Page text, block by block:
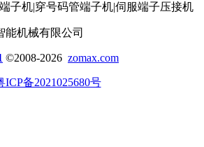
子机|穿号码管端子机|伺服端子压接机
机械有限公司
©2008-2026 zomax.com
ICP备2021025680号